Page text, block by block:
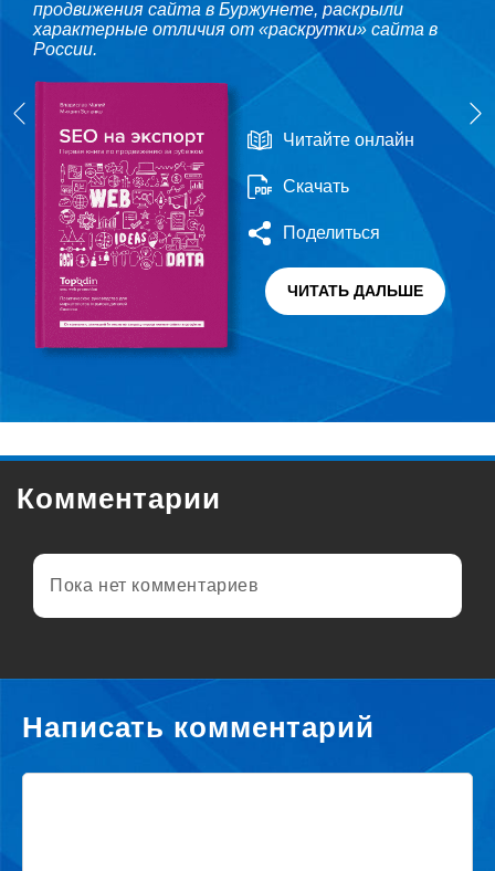
продвижения сайта в Буржунете, раскрыли
характерные отличия от «раскрутки» сайта в
России.
Читайте онлайн
Скачать
Поделиться
ЧИТАТЬ ДАЛЬШЕ
Комментарии
Пока нет комментариев
Написать комментарий